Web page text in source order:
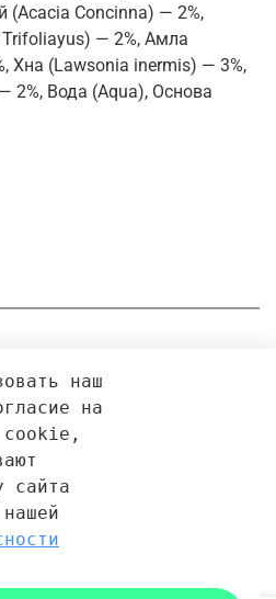
Concinna) — 2%,
— 2%, Амла
Хна (Lawsonia inermis) — 3%,
2%, Вода (Aqua), Основа
наш
на
cookie,
сайта